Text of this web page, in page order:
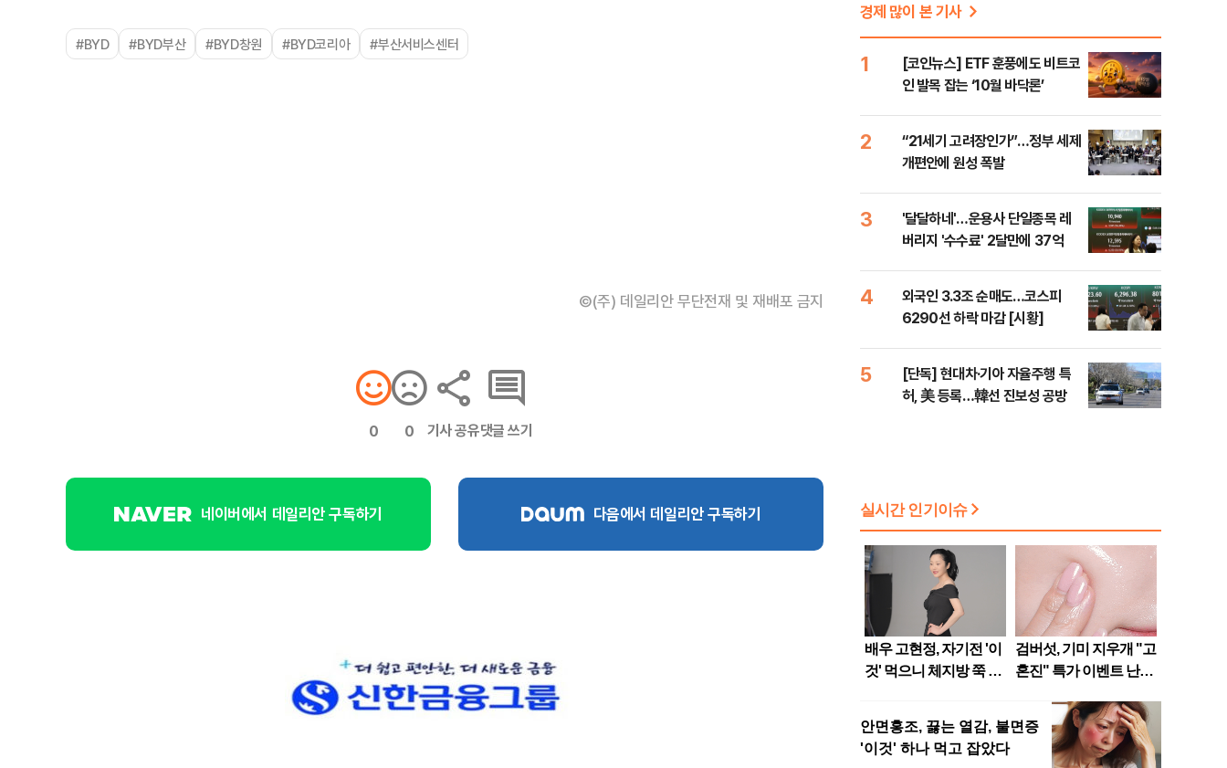
#BYD #BYD부산 #BYD창원 #BYD코리아 #부산서비스센터
©(주) 데일리안 무단전재 및 재배포 금지
0 0 기사 공유댓글 쓰기
네이버에서 데일리안 구독하기 다음에서 데일리안 구독하기
경제 많이 본 기사
1
[코인뉴스] ETF 훈풍에도 비트코
인 발목 잡는 ‘10월 바닥론’
2
“21세기 고려장인가”…정부 세제
개편안에 원성 폭발
3
'달달하네'…운용사 단일종목 레
버리지 '수수료' 2달만에 37억
4
외국인 3.3조 순매도…코스피
6290선 하락 마감 [시황]
5
[단독] 현대차·기아 자율주행 특
허, 美 등록…韓선 진보성 공방